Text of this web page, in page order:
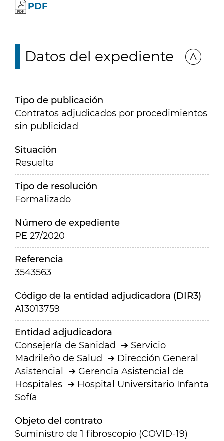
PDF
Datos del expediente
Tipo de publicación
Contratos adjudicados por procedimientos
sin publicidad
Situación
Resuelta
Tipo de resolución
Formalizado
Número de expediente
PE 27/2020
Referencia
3543563
Código de la entidad adjudicadora (DIR3)
A13013759
Entidad adjudicadora
Consejería de Sanidad
Servicio
Madrileño de Salud
Dirección General
Asistencial
Gerencia Asistencial de
Hospitales
Hospital Universitario Infanta
Sofía
Objeto del contrato
Suministro de 1 fibroscopio (COVID-19)